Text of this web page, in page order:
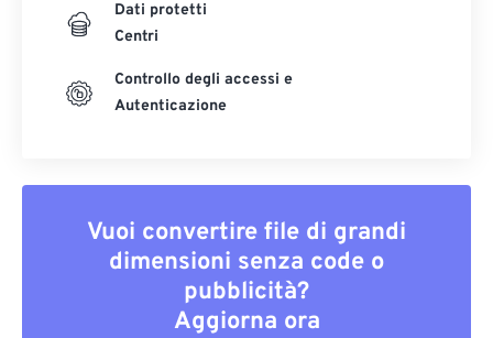
Dati protetti
Centri
Controllo degli accessi e
Autenticazione
Vuoi convertire file di grandi
dimensioni senza code o
pubblicità?
Aggiorna ora